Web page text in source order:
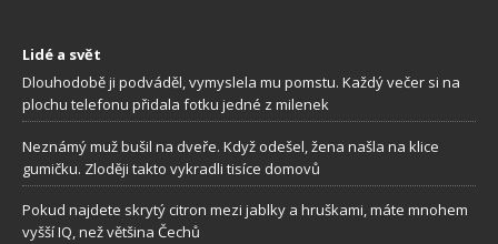
Lidé a svět
Dlouhodobě ji podváděl, vymyslela mu pomstu. Každý večer si na
plochu telefonu přidala fotku jedné z milenek
Neznámý muž bušil na dveře. Když odešel, žena našla na klice
gumičku. Zloději takto vykradli tisíce domovů
Pokud najdete skrytý citron mezi jablky a hruškami, máte mnohem
vyšší IQ, než většina Čechů